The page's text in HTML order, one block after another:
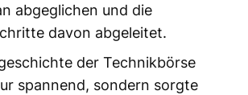
abgeglichen und die
davon abgeleitet.
der Technikbörse
spannend, sondern sorgte